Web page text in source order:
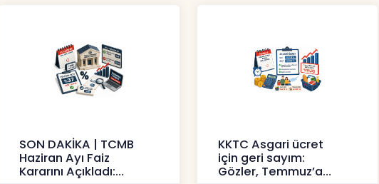
SON DAKİKA | TCMB
Haziran Ayı Faiz
Kararını Açıkladı:
KKTC Asgari ücret
için geri sayım:
Gözler, Temmuz’a